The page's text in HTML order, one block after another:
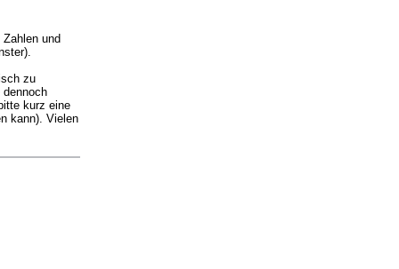
Zahlen und
zu
kurz eine
kann). Vielen